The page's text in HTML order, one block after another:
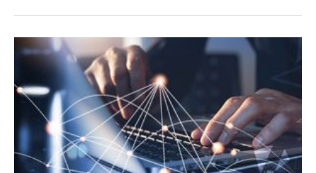
après
avant
S’engager
dans
l’intelligence
artificielle
pour
meilleur